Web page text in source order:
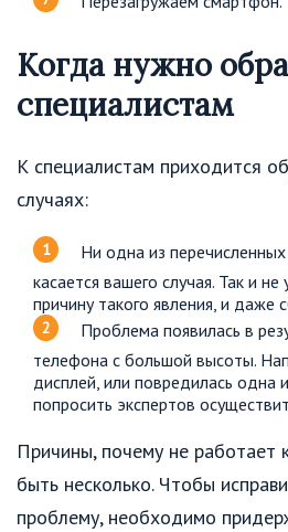
Когда нужно
специалистам
К специалистам приходится
случаях:
Ни одна из
касается вашего случая. Так и
причину такого явления, и даже
Проблема появилась в
телефона с большой высоты.
дисплей, или повредилась одна
попросить экспертов
Причины, почему не работает
быть несколько. Чтобы
проблему, необходимо